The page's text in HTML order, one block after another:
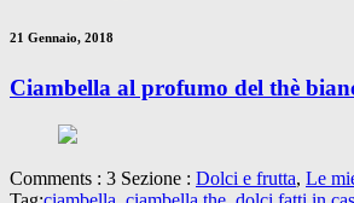
21 Gennaio, 2018
Ciambella al profumo del thè
Comments : 3 Sezione : Dolci e frutta, Le